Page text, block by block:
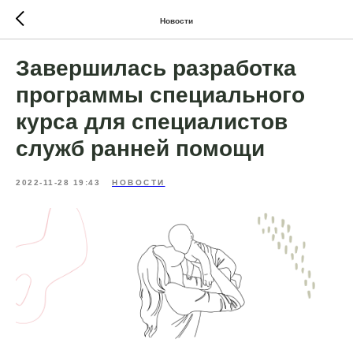
Новости
Завершилась разработка
программы специального
курса для специалистов
служб ранней помощи
2022-11-28 19:43 НОВОСТИ